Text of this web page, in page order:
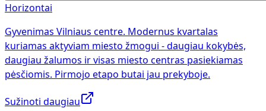
Horizontai
Gyvenimas Vilniaus centre. Modernus kvartalas
kuriamas aktyviam miesto žmogui - daugiau kokybės,
daugiau žalumos ir visas miesto centras pasiekiamas
pėsčiomis. Pirmojo etapo butai jau prekyboje.
Sužinoti daugiau